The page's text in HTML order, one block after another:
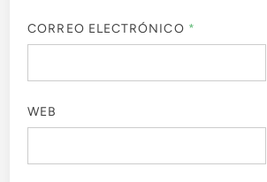
CORREO ELECTRÓNICO *
WEB